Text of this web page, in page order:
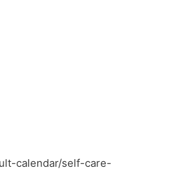
calendar/self-care-